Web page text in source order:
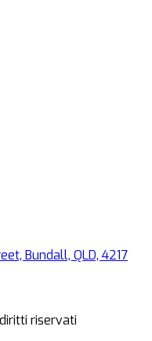
Bundall, QLD, 4217
riservati